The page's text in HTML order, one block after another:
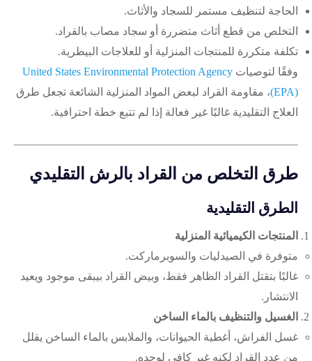
الحاجة لتنظيف مستمر للسجاد والأثاث.
التخلص من قطع أثاث متضررة أو سجاد مصاب بالقراد.
تكلفة متكررة للمنتجات المنزلية أو للعلاجات البيطرية.
وفقًا لتوصيات United States Environmental Protection Agency
(EPA)، مقاومة القراد لبعض المواد المنزلية الشائعة تجعل طرق
العلاج التقليدية غالبًا غير فعالة إذا لم تتبع خطة احترافية.
طرق التخلص من القراد بالرش التقليدي
الطرق التقليدية
المنتجات الكيميائية المنزلية
متوفرة في الصيدليات والسوبرماركت.
غالبًا بتقتل القراد الظاهر فقط، وبيض القراد بيبقى موجود ويعيد
الانتشار.
الغسيل والتنظيف بالماء الساخن
غسل الفراش، أغطية الحيوانات، والملابس بالماء الساخن يقلل
من عدد القراد لكنه غير كافي لوحده.